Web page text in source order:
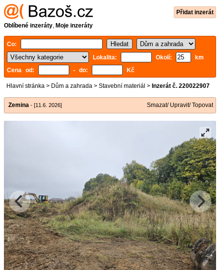
Přidat inzerát
Oblíbené inzeráty, Moje inzeráty
Co:
Lokalita:
Okolí:
km
Cena od:
- do: Kč
Hlavní stránka > Dům a zahrada > Stavební materiál > Inzerát č. 220022907
Zemina - [11.6. 2026] Smazat/ Upravit/ Topovat